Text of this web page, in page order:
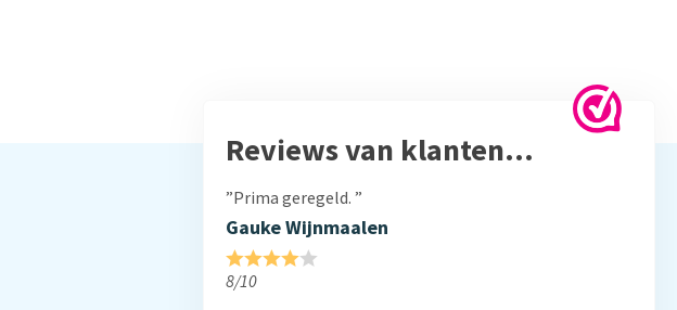
Reviews van klanten…
”Prima geregeld. ”
Gauke Wijnmaalen
8/10